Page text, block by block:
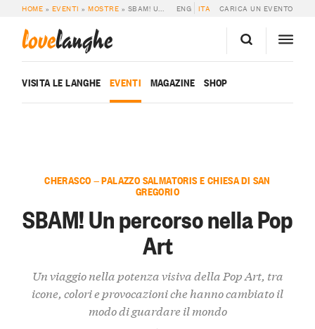
HOME » EVENTI »MOSTRE » SBAM! UN PERCORSO NELLA POP ART ENG ITA CARICA UN EVENTO
lovelanghe
VISITA LE LANGHE EVENTI MAGAZINE SHOP
CHERASCO — PALAZZO SALMATORIS E CHIESA DI SAN
GREGORIO
SBAM! Un percorso nella Pop
Art
Un viaggio nella potenza visiva della Pop Art, tra
icone, colori e provocazioni che hanno cambiato il
modo di guardare il mondo